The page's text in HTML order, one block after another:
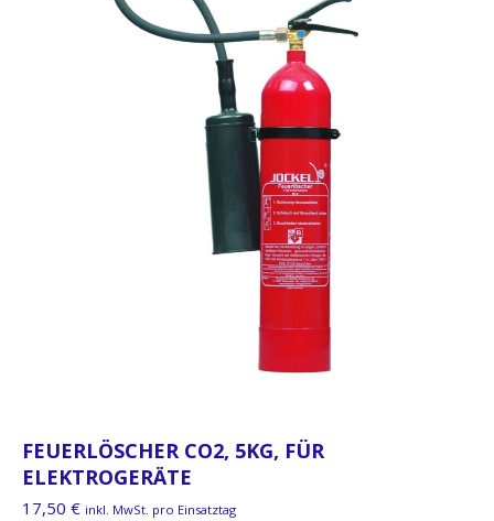
FEUERLÖSCHER CO2, 5KG, FÜR
ELEKTROGERÄTE
17,50 € inkl. MwSt. pro Einsatztag